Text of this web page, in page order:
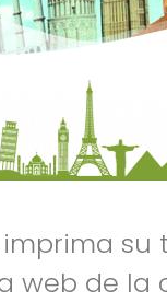
web de la